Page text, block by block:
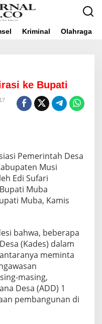
Kriminal Olahraga
ke Bupati
Pemerintah Desa
Musi
Edi Sufari
Muba
Muba, Kamis
bahwa, beberapa
(Kades) dalam
meminta
masing,
Desa (ADD) 1
pembangunan di